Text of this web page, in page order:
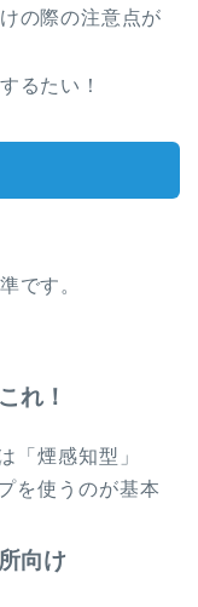
の際の注意点が
るたい！
です。
れ！
「煙感知型」
を使うのが基本
向け